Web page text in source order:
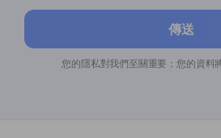
傳送
您的隱私對我們至關重要；您的資料